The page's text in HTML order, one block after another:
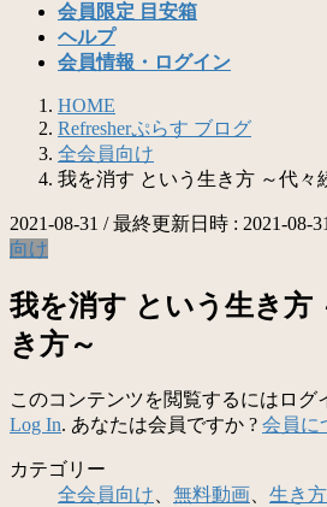
会員限定 目安箱
ヘルプ
会員情報・ログイン
HOME
Refresherぷらす ブログ
全会員向け
我を消す という生き方 ～代々
2021-08-31 / 最終更新日時 : 2021-08-31
向け
我を消す という生き方
き方～
このコンテンツを閲覧するにはログ
Log In. あなたは会員ですか ? 会員に
カテゴリー
全会員向け
無料動画 生き方